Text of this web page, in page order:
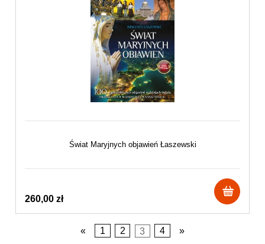
Świat Maryjnych objawień Łaszewski
260,00 zł
« 1 2 3 4 »